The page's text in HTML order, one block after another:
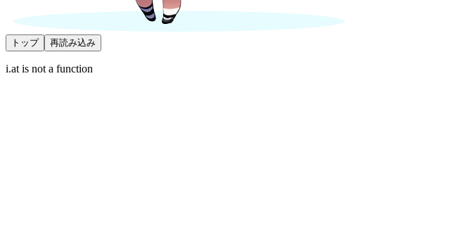
トップ 再読み込み
i.at is not a function